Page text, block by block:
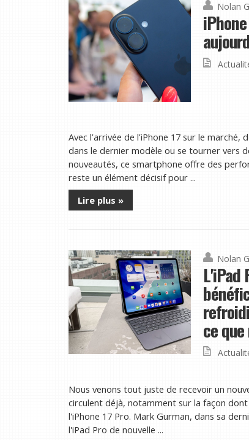
Nolan
Avec l’arrivée de l’iPhone 17 sur le
dans le dernier modèle ou se tourner vers
nouveautés, ce smartphone offre des
reste un élément décisif pour ...
Lire plus »
Nolan
L'iPad
ce
Nous venons tout juste de recevoir un
circulent déjà, notamment sur la façon
l'iPhone 17 Pro. Mark Gurman, dans sa
l'iPad Pro de nouvelle ...